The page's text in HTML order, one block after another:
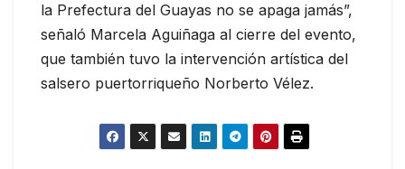
la Prefectura del Guayas no se apaga jamás”,
señaló Marcela Aguiñaga al cierre del evento,
que también tuvo la intervención artística del
salsero puertorriqueño Norberto Vélez.